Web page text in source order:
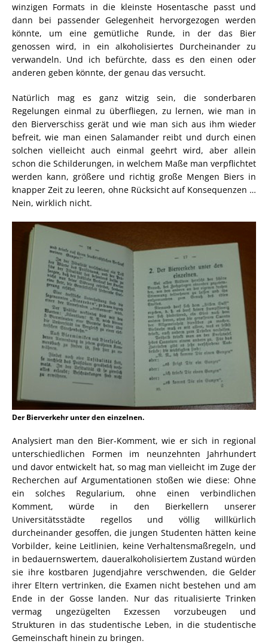
winzigen Formats in die kleinste Hosentasche passt und
dann bei passender Gelegenheit hervorgezogen werden
könnte, um eine gemütliche Runde, in der das Bier
genossen wird, in ein alkoholisiertes Durcheinander zu
verwandeln. Und ich befürchte, dass es den einen oder
anderen geben könnte, der genau das versucht.
Natürlich mag es ganz witzig sein, die sonderbaren
Regelungen einmal zu überfliegen, zu lernen, wie man in
den Bierverschiss gerät und wie man sich aus ihm wieder
befreit, wie man einen Salamander reibt und durch einen
solchen vielleicht auch einmal geehrt wird, aber allein
schon die Schilderungen, in welchem Maße man verpflichtet
werden kann, größere und richtig große Mengen Biers in
knapper Zeit zu leeren, ohne Rücksicht auf Konsequenzen …
Nein, wirklich nicht.
Der Bierverkehr unter den einzelnen.
Analysiert man den Bier-Komment, wie er sich in regional
unterschiedlichen Formen im neunzehnten Jahrhundert
und davor entwickelt hat, so mag man vielleicht im Zuge der
Recherchen auf Argumentationen stoßen wie diese: Ohne
ein solches Regularium, ohne einen verbindlichen
Komment, würde in den Bierkellern unserer
Universitätsstädte regellos und völlig willkürlich
durcheinander gesoffen, die jungen Studenten hätten keine
Vorbilder, keine Leitlinien, keine Verhaltensmaßregeln, und
in bedauernswertem, daueralkoholisiertem Zustand würden
sie ihre kostbaren Jugendjahre verschwenden, die Gelder
ihrer Eltern vertrinken, die Examen nicht bestehen und am
Ende in der Gosse landen. Nur das ritualisierte Trinken
vermag ungezügelten Exzessen vorzubeugen und
Strukturen in das studentische Leben, in die studentische
Gemeinschaft hinein zu bringen.